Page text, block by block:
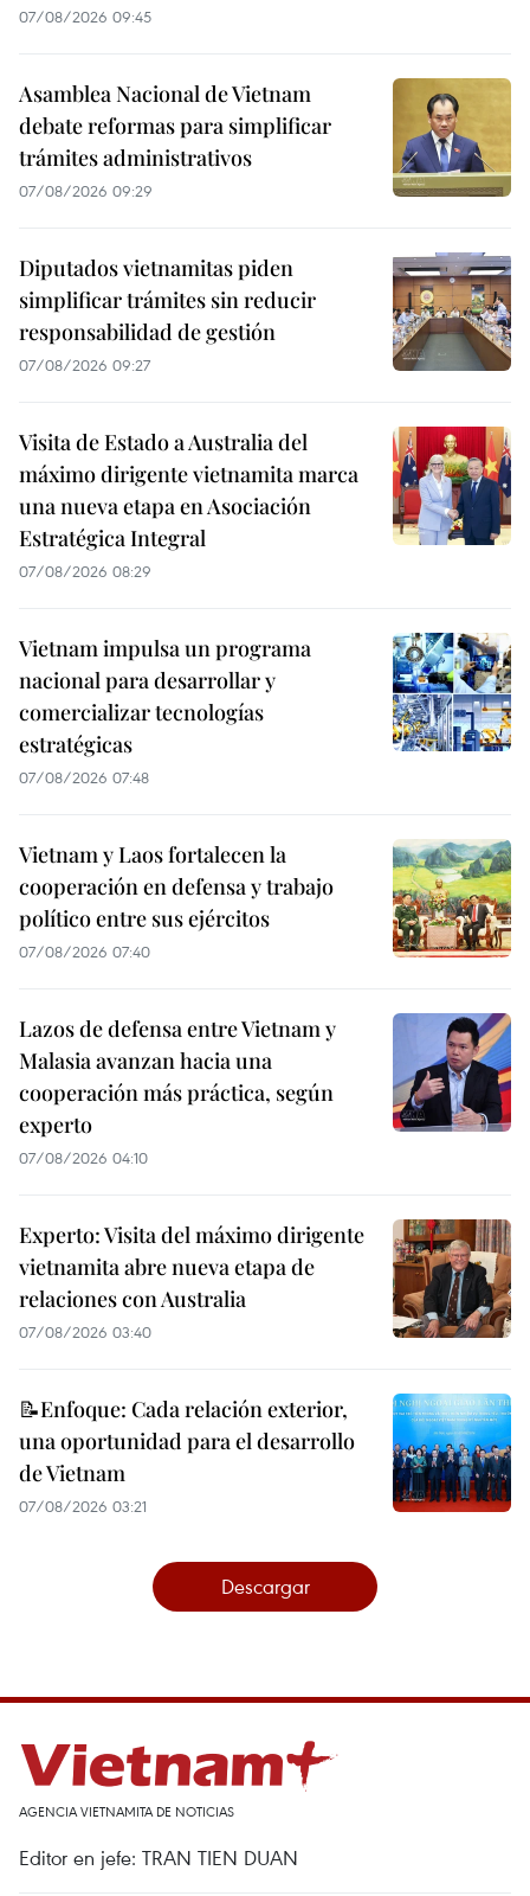
07/08/2026 09:45
Asamblea Nacional de Vietnam
debate reformas para simplificar
trámites administrativos
07/08/2026 09:29
Diputados vietnamitas piden
simplificar trámites sin reducir
responsabilidad de gestión
07/08/2026 09:27
Visita de Estado a Australia del
máximo dirigente vietnamita marca
una nueva etapa en Asociación
Estratégica Integral
07/08/2026 08:29
Vietnam impulsa un programa
nacional para desarrollar y
comercializar tecnologías
estratégicas
07/08/2026 07:48
Vietnam y Laos fortalecen la
cooperación en defensa y trabajo
político entre sus ejércitos
07/08/2026 07:40
Lazos de defensa entre Vietnam y
Malasia avanzan hacia una
cooperación más práctica, según
experto
07/08/2026 04:10
Experto: Visita del máximo dirigente
vietnamita abre nueva etapa de
relaciones con Australia
07/08/2026 03:40
📝Enfoque: Cada relación exterior,
una oportunidad para el desarrollo
de Vietnam
07/08/2026 03:21
Descargar
AGENCIA VIETNAMITA DE NOTICIAS
Editor en jefe: TRAN TIEN DUAN